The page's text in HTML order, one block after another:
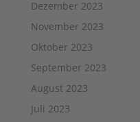
Dezember 2023
November 2023
Oktober 2023
September 2023
August 2023
Juli 2023